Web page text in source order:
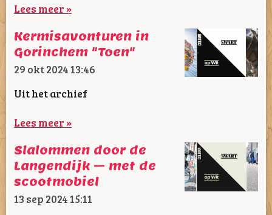
Lees meer »
Kermisavonturen in
Gorinchem "Toen"
29 okt 202413:46
Uit het archief
Lees meer »
Slalommen door de
Langendijk – met de
scootmobiel
13 sep 202415:11